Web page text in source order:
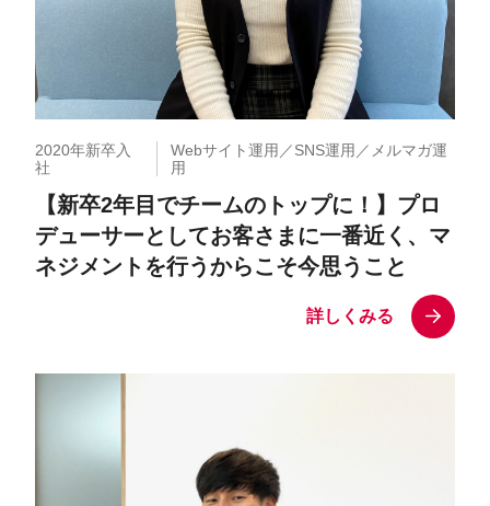
2020年新卒入
社
Webサイト運用／SNS運用／メルマガ運
用
【新卒2年目でチームのトップに！】プロ
デューサーとしてお客さまに一番近く、マ
ネジメントを行うからこそ今思うこと
詳しくみる